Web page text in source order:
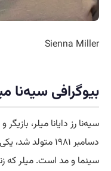
Sienna Miller
بیوگرافی سیه‌نا
دسامبر ۱۹۸۱ متولد شد، یکی از چهره‌های شناخته‌شده در
سینما و مد است. میلر که